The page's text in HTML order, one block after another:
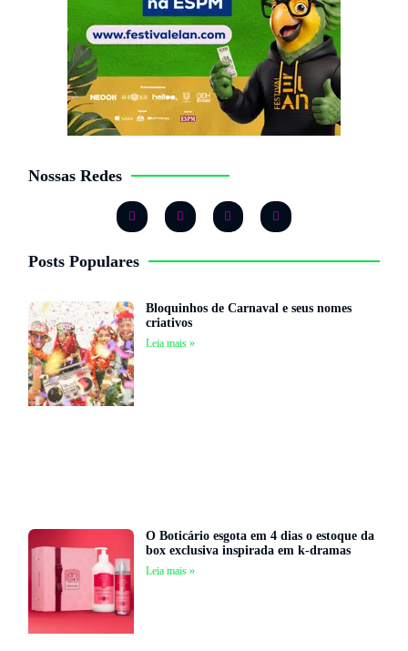
Nossas Redes
Posts Populares
Bloquinhos de Carnaval e seus nomes
criativos
Leia mais »
O Boticário esgota em 4 dias o estoque da
box exclusiva inspirada em k-dramas
Leia mais »